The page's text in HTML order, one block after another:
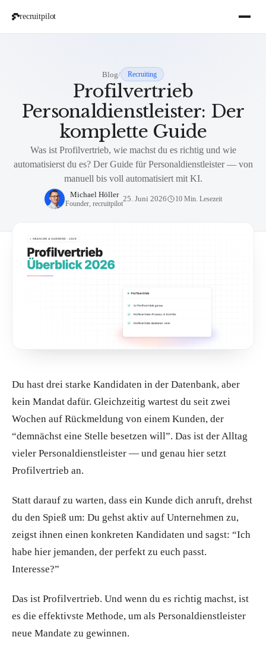
recruitpilot
Blog/ Recruiting
Profilvertrieb
Personaldienstleister: Der
komplette Guide
Was ist Profilvertrieb, wie machst du es richtig und wie
automatisierst du es? Der Guide für Personaldienstleister — von
manuell bis voll automatisiert mit KI.
Michael Höller
Founder, recruitpilot
25. Juni 2026 10 Min. Lesezeit
Du hast drei starke Kandidaten in der Datenbank, aber
kein Mandat dafür. Gleichzeitig wartest du seit zwei
Wochen auf Rückmeldung von einem Kunden, der
“demnächst eine Stelle besetzen will”. Das ist der Alltag
vieler Personaldienstleister — und genau hier setzt
Profilvertrieb an.
Statt darauf zu warten, dass ein Kunde dich anruft, drehst
du den Spieß um: Du gehst aktiv auf Unternehmen zu,
zeigst ihnen einen konkreten Kandidaten und sagst: “Ich
habe hier jemanden, der perfekt zu euch passt.
Interesse?”
Das ist Profilvertrieb. Und wenn du es richtig machst, ist
es die effektivste Methode, um als Personaldienstleister
neue Mandate zu gewinnen.